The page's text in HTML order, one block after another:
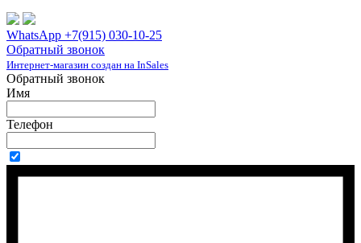
WhatsApp +7(915) 030-10-25
Обратный звонок
Интернет-магазин создан на InSales
Обратный звонок
Имя
Телефон